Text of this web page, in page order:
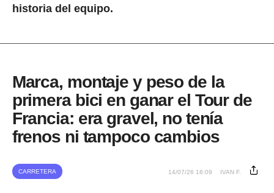
historia del equipo.
Marca, montaje y peso de la
primera bici en ganar el Tour de
Francia: era gravel, no tenía
frenos ni tampoco cambios
CARRETERA 14/07/26 18:09 IVAN F.